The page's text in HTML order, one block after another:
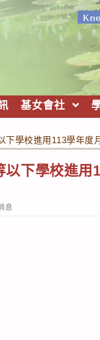
基女會社
下學校進用113學年度
以下學校進
息